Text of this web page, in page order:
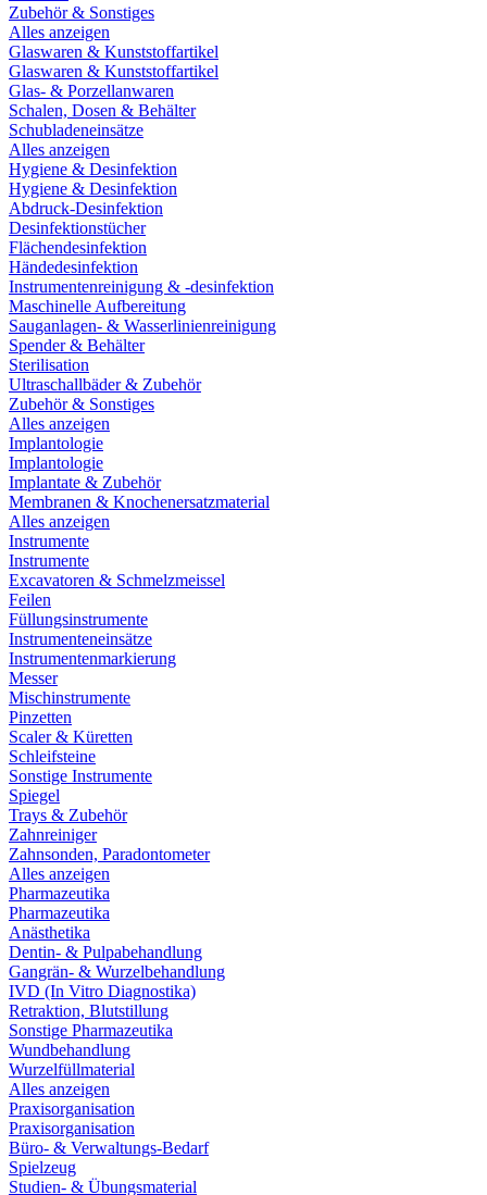
Zubehör & Sonstiges
Alles anzeigen
Glaswaren & Kunststoffartikel
Glaswaren & Kunststoffartikel
Glas- & Porzellanwaren
Schalen, Dosen & Behälter
Schubladeneinsätze
Alles anzeigen
Hygiene & Desinfektion
Hygiene & Desinfektion
Abdruck-Desinfektion
Desinfektionstücher
Flächendesinfektion
Händedesinfektion
Instrumentenreinigung & -desinfektion
Maschinelle Aufbereitung
Sauganlagen- & Wasserlinienreinigung
Spender & Behälter
Sterilisation
Ultraschallbäder & Zubehör
Zubehör & Sonstiges
Alles anzeigen
Implantologie
Implantologie
Implantate & Zubehör
Membranen & Knochenersatzmaterial
Alles anzeigen
Instrumente
Instrumente
Excavatoren & Schmelzmeissel
Feilen
Füllungsinstrumente
Instrumenteneinsätze
Instrumentenmarkierung
Messer
Mischinstrumente
Pinzetten
Scaler & Küretten
Schleifsteine
Sonstige Instrumente
Spiegel
Trays & Zubehör
Zahnreiniger
Zahnsonden, Paradontometer
Alles anzeigen
Pharmazeutika
Pharmazeutika
Anästhetika
Dentin- & Pulpabehandlung
Gangrän- & Wurzelbehandlung
IVD (In Vitro Diagnostika)
Retraktion, Blutstillung
Sonstige Pharmazeutika
Wundbehandlung
Wurzelfüllmaterial
Alles anzeigen
Praxisorganisation
Praxisorganisation
Büro- & Verwaltungs-Bedarf
Spielzeug
Studien- & Übungsmaterial